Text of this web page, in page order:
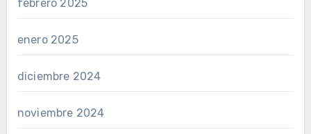
febrero 2025
enero 2025
diciembre 2024
noviembre 2024